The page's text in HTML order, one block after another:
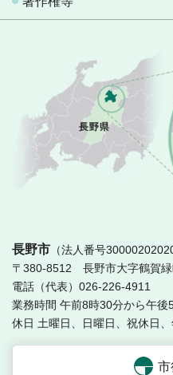
長野市 （法人番号
〒380-8512 長野市大字鶴賀
電話（代表）026-226-4911
業務時間 午前8時30分から午後
休日 土曜日、日曜日、祝休日
市